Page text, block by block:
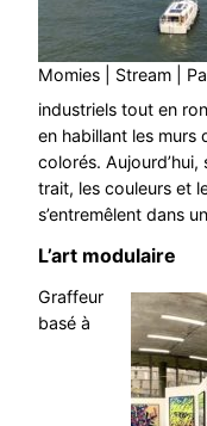
Momies | Stream |
industriels tout en
en habillant les murs
colorés.
trait, les couleurs et
s’entremêlent dans
L’art modulaire
Graffeur
basé à